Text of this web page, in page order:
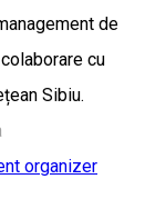
de
cu
Sibiu.
organizer